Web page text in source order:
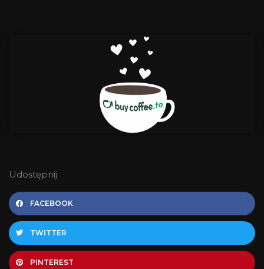
Udostępnij:
FACEBOOK
TWITTER
PINTEREST